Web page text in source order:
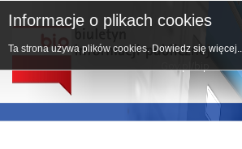
Informacje o plikach cookies
Ta strona używa plików cookies. Dowiedz się więcej...